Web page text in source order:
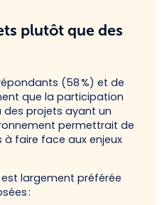
plutôt que des
(58 %) et de
que la participation
projets ayant un
permettrait de
à faire face aux enjeux
largement préférée
: